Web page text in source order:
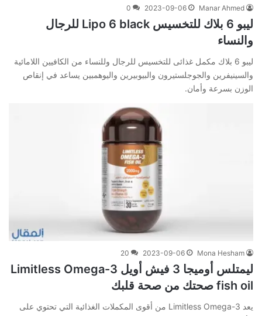
Manar Ahmed
2023-09-06
0
ليبو 6 بلاك للتخسيس Lipo 6 black للرجال
والنساء
ليبو 6 بلاك مكمل غذائى للتخسيس للرجال وللنساء من الكافيين اللامائية
والسينيفرين والجوجلستيرون والبيوبيرين واليوهمبين يساعد في إنقاص
الوزن بسرعة وأمان.
Mona Hesham
2023-09-06
20
ليمتلس أوميجا 3 فيش أويل Limitless Omega-3
fish oil صحتك من صحة قلبك
يعد Limitless Omega-3 من أقوى المكملات الغذائية التي تحتوي على